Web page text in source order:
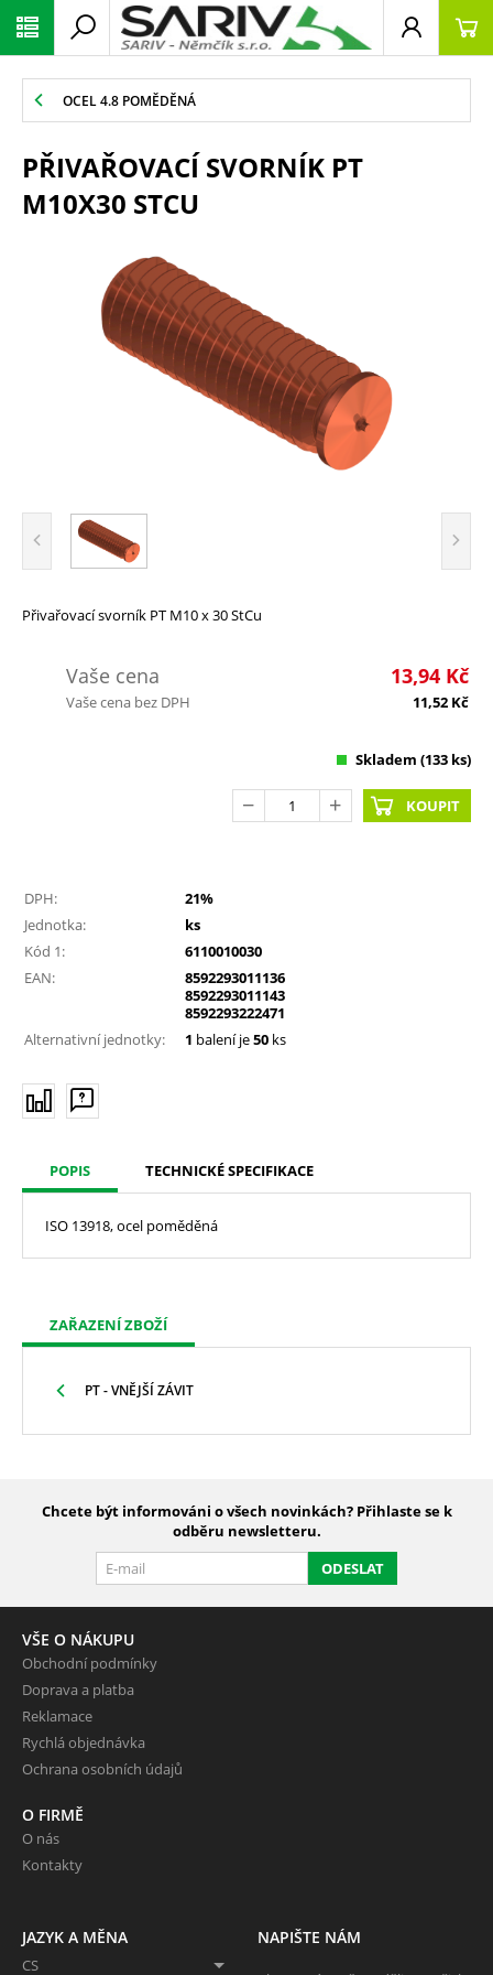
OCEL 4.8 POMĚDĚNÁ
PŘIVAŘOVACÍ SVORNÍK PT
M10X30 STCU
Přivařovací svorník PT M10 x 30 StCu
Vaše cena 13,94 Kč
Vaše cena bez DPH 11,52 Kč
Skladem (133 ks)
KOUPIT
DPH:
21%
Jednotka:
ks
Kód 1:
6110010030
EAN:
8592293011136
8592293011143
8592293222471
Alternativní jednotky:
1 balení je50 ks
POPIS TECHNICKÉ SPECIFIKACE
ISO 13918, ocel poměděná
ZAŘAZENÍ ZBOŽÍ
PT - VNĚJŠÍ ZÁVIT
Chcete být informováni o všech novinkách? Přihlaste se k
odběru newsletteru.
ODESLAT
VŠE O NÁKUPU
Obchodní podmínky
Doprava a platba
Reklamace
Rychlá objednávka
Ochrana osobních údajů
O FIRMĚ
O nás
Kontakty
JAZYK A MĚNA
CS
NAPIŠTE NÁM